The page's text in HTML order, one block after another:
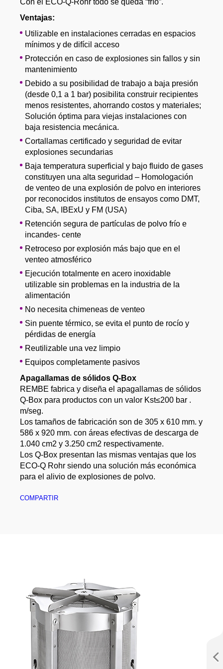
Ventajas:
Utilizable en instalaciones cerradas en espacios
mínimos y de difícil acceso
Protección en caso de explosiones sin fallos y sin
mantenimiento
Debido a su posibilidad de trabajo a baja presión
(desde 0,1 a 1 bar) posibilita construir recipientes
menos resistentes, ahorrando costos y materiales;
Solución óptima para viejas instalaciones con
baja resistencia mecánica.
Cortallamas certificado y seguridad de evitar
explosiones secundarias
Baja temperatura superficial y bajo fluido de gases
constituyen una alta seguridad – Homologación
de venteo de una explosión de polvo en interiores
por reconocidos institutos de ensayos como DMT,
Ciba, SA, IBExU y FM (USA)
Retención segura de partículas de polvo frío e
incandes- cente
Retroceso por explosión más bajo que en el
venteo atmosférico
Ejecución totalmente en acero inoxidable
utilizable sin problemas en la industria de la
alimentación
No necesita chimeneas de venteo
Sin puente térmico, se evita el punto de rocío y
pérdidas de energía
Reutilizable una vez limpio
Equipos completamente pasivos
Apagallamas de sólidos Q-Box
REMBE fabrica y diseña el apagallamas de sólidos
Q-Box para productos con un valor Kst≤200 bar .
m/seg.
Los tamaños de fabricación son de 305 x 610 mm. y
586 x 920 mm. con áreas efectivas de descarga de
1.040 cm2 y 3.250 cm2 respectivamente.
Los Q-Box presentan las mismas ventajas que los
ECO-Q Rohr siendo una solución más económica
para el alivio de explosiones de polvo.
COMPARTIR